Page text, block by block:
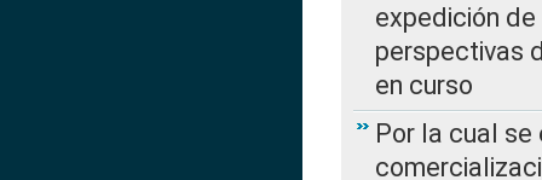
expedición de
perspectivas
en curso
Por la cual